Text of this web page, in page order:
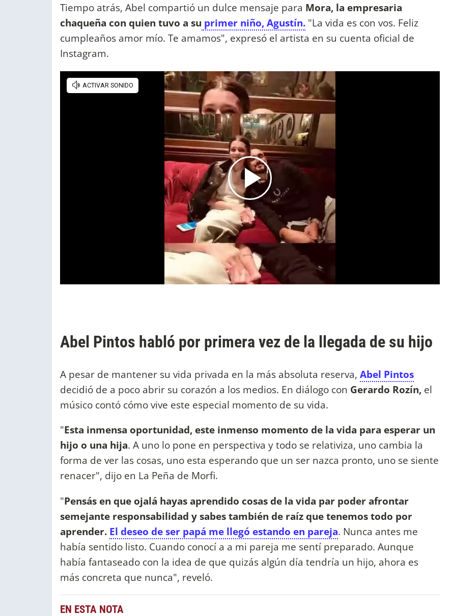
Tiempo atrás, Abel compartió un dulce mensaje para Mora, la empresaria
chaqueña con quien tuvo a su primer niño, Agustín. "La vida es con vos. Feliz
cumpleaños amor mío. Te amamos", expresó el artista en su cuenta oficial de
Instagram.
Abel Pintos habló por primera vez de la llegada de su hijo
A pesar de mantener su vida privada en la más absoluta reserva, Abel Pintos
decidió de a poco abrir su corazón a los medios. En diálogo con Gerardo Rozín, el
músico contó cómo vive este especial momento de su vida.
"Esta inmensa oportunidad, este inmenso momento de la vida para esperar un
hijo o una hija. A uno lo pone en perspectiva y todo se relativiza, uno cambia la
forma de ver las cosas, uno esta esperando que un ser nazca pronto, uno se siente
renacer", dijo en La Peña de Morfi.
"Pensás en que ojalá hayas aprendido cosas de la vida par poder afrontar
semejante responsabilidad y sabes también de raíz que tenemos todo por
aprender. El deseo de ser papá me llegó estando en pareja. Nunca antes me
había sentido listo. Cuando conocí a a mi pareja me sentí preparado. Aunque
había fantaseado con la idea de que quizás algún día tendría un hijo, ahora es
más concreta que nunca", reveló.
EN ESTA NOTA